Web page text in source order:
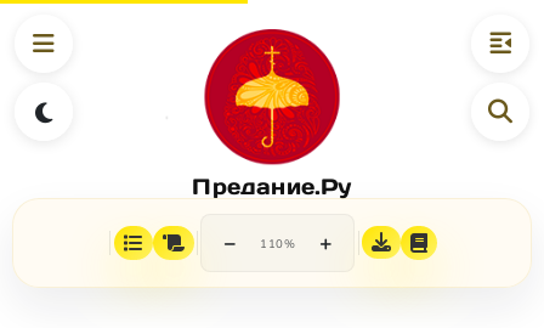
Предание.Ру
− 110% +